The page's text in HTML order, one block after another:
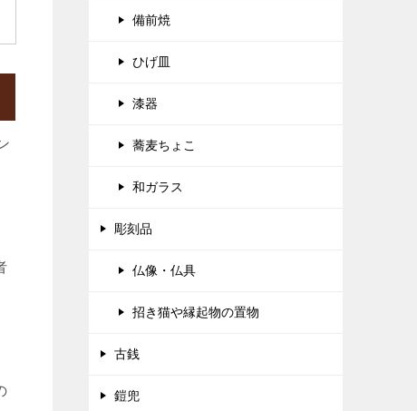
備前焼
ひげ皿
漆器
蕎麦ちょこ
和ガラス
彫刻品
仏像・仏具
招き猫や縁起物の置物
古銭
鎧兜